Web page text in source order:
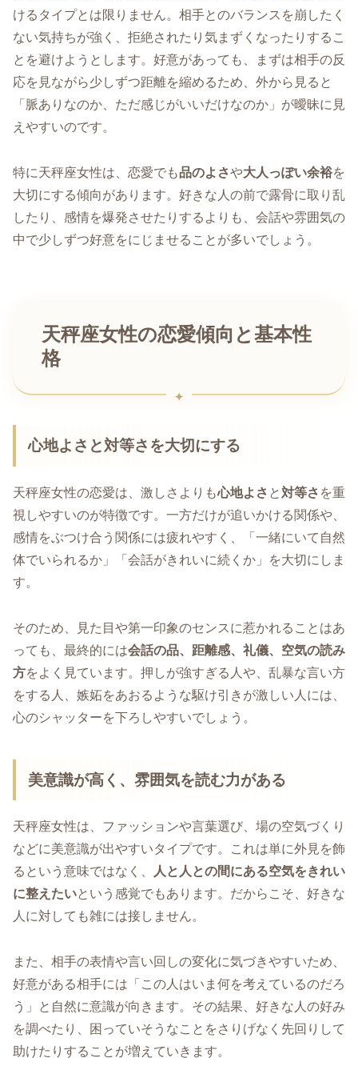
けるタイプとは限りません。相手とのバランスを崩したく
ない気持ちが強く、拒絶されたり気まずくなったりするこ
とを避けようとします。好意があっても、まずは相手の反
応を見ながら少しずつ距離を縮めるため、外から見ると
「脈ありなのか、ただ感じがいいだけなのか」が曖昧に見
えやすいのです。
特に天秤座女性は、恋愛でも品のよさや大人っぽい余裕を
大切にする傾向があります。好きな人の前で露骨に取り乱
したり、感情を爆発させたりするよりも、会話や雰囲気の
中で少しずつ好意をにじませることが多いでしょう。
天秤座女性の恋愛傾向と基本性
格
心地よさと対等さを大切にする
天秤座女性の恋愛は、激しさよりも心地よさ と対等さ を重
視しやすいのが特徴です。一方だけが追いかける関係や、
感情をぶつけ合う関係には疲れやすく、「一緒にいて自然
体でいられるか」「会話がきれいに続くか」を大切にしま
す。
そのため、見た目や第一印象のセンスに惹かれることはあ
っても、最終的には会話の品、距離感、礼儀、空気の読み
方をよく見ています。押しが強すぎる人や、乱暴な言い方
をする人、嫉妬をあおるような駆け引きが激しい人には、
心のシャッターを下ろしやすいでしょう。
美意識が高く、雰囲気を読む力がある
天秤座女性は、ファッションや言葉選び、場の空気づくり
などに美意識が出やすいタイプです。これは単に外見を飾
るという意味ではなく、
人と人との間にある空気をきれい
に整えたいという感覚でもあります。だからこそ、好きな
人に対しても雑には接しません。
また、相手の表情や言い回しの変化に気づきやすいため、
好意がある相手には「この人はいま何を考えているのだろ
う」と自然に意識が向きます。その結果、好きな人の好み
を調べたり、困っていそうなことをさりげなく先回りして
助けたりすることが増えていきます。